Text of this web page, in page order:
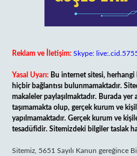
Reklam ve İletişim: Skype:
Yasal Uyarı: Bu internet sitesi, herhangi
hiçbir bağlantısı bulunmamaktadır.
makaleler paylaşılmaktadır. Burada
taşımamakta olup, gerçek kurum ve
yapılmamaktadır. Gerçek kurum ve
tesadüfidir. Sitemizdeki bilgiler taslak
Sitemiz, 5651 Sayılı Kanun gereğince